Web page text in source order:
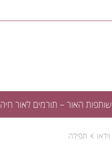
שותפות האור – תורמים לאור חיה
וידאו תפילה